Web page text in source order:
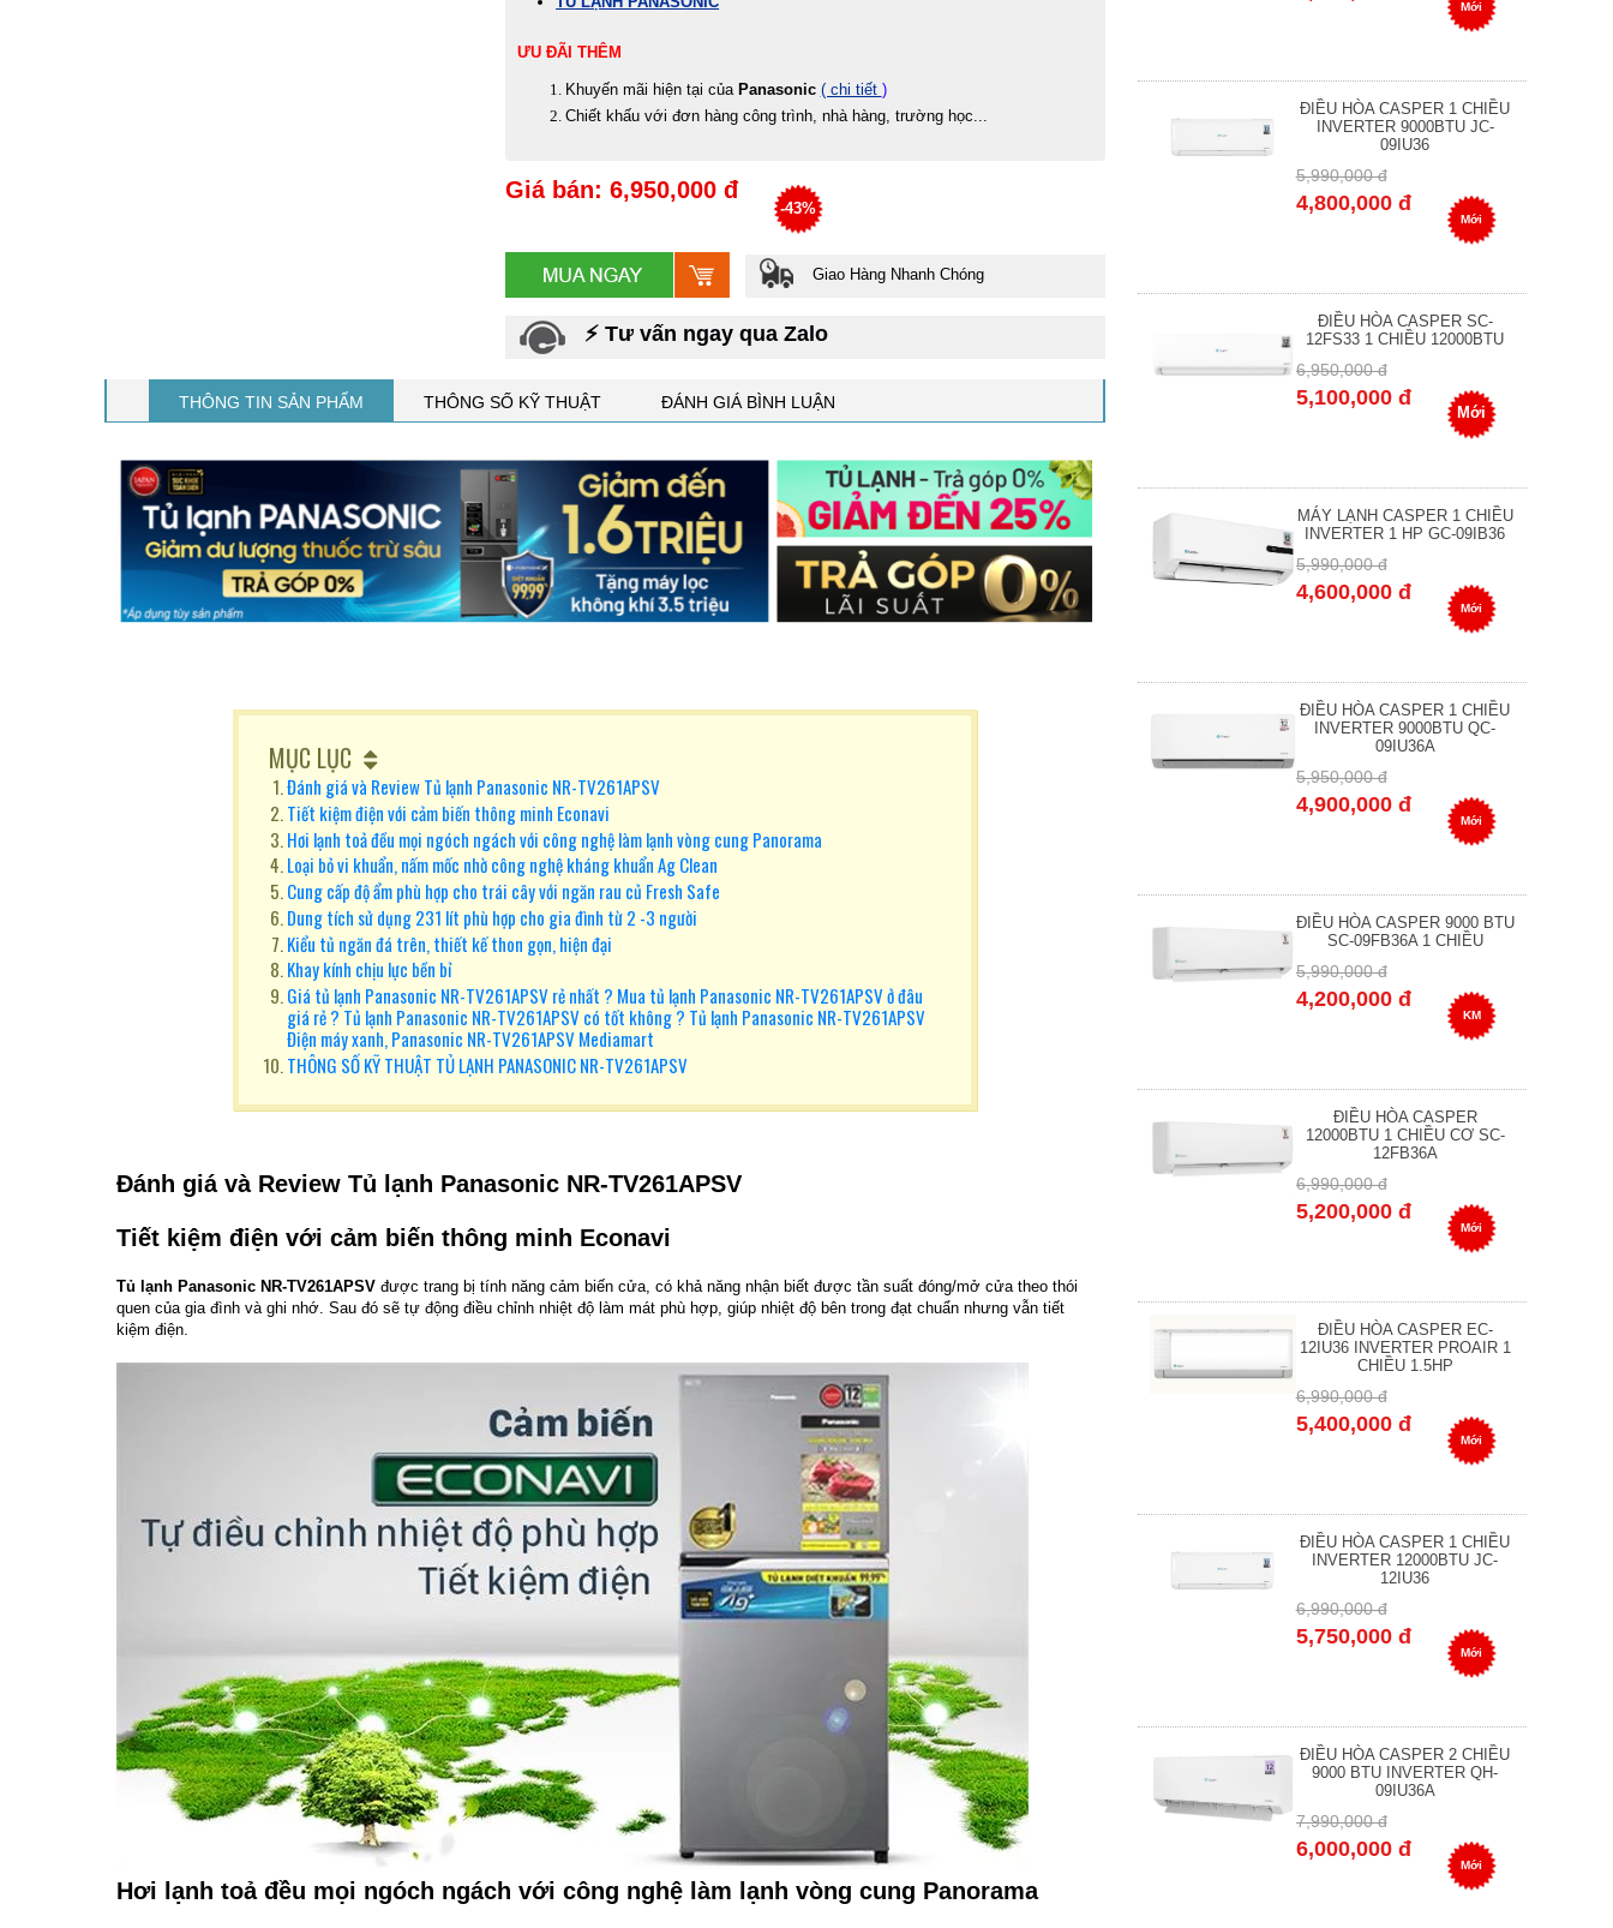
ƯU ĐÃI THÊM
Khuyến mãi hiện tại của Panasonic ( chi tiết )
Chiết khấu với đơn hàng công trình, nhà hàng, trường học...
Giá bán: 6,950,000 đ
-43%
Giao Hàng Nhanh Chóng
⚡ Tư vấn ngay qua Zalo
THÔNG TIN SẢN PHẨM THÔNG SỐ KỸ THUẬT ĐÁNH GIÁ BÌNH LUẬN
MỤC LỤC
Đánh giá và Review Tủ lạnh Panasonic NR-TV261APSV
Tiết kiệm điện với cảm biến thông minh Econavi
Hơi lạnh toả đều mọi ngóch ngách với công nghệ làm lạnh vòng cung Panorama
Loại bỏ vi khuẩn, nấm mốc nhờ công nghệ kháng khuẩn Ag Clean
Cung cấp độ ẩm phù hợp cho trái cây với ngăn rau củ Fresh Safe
Dung tích sử dụng 231 lít phù hợp cho gia đình từ 2 -3 người
Kiểu tủ ngăn đá trên, thiết kế thon gọn, hiện đại
Khay kính chịu lực bền bỉ
Giá tủ lạnh Panasonic NR-TV261APSV rẻ nhất ? Mua tủ lạnh Panasonic NR-TV261APSV ở đâu
giá rẻ ? Tủ lạnh Panasonic NR-TV261APSV có tốt không ? Tủ lạnh Panasonic NR-TV261APSV
Điện máy xanh, Panasonic NR-TV261APSV Mediamart
THÔNG SỐ KỸ THUẬT TỦ LẠNH PANASONIC NR-TV261APSV
Đánh giá và Review Tủ lạnh Panasonic NR-TV261APSV
Tiết kiệm điện với cảm biến thông minh Econavi
Tủ lạnh Panasonic NR-TV261APSV được trang bị tính năng cảm biến cửa, có khả năng nhận biết được tần suất đóng/mở cửa theo thói
quen của gia đình và ghi nhớ. Sau đó sẽ tự động điều chỉnh nhiệt độ làm mát phù hợp, giúp nhiệt độ bên trong đạt chuẩn nhưng vẫn tiết
kiệm điện.
Hơi lạnh toả đều mọi ngóch ngách với công nghệ làm lạnh vòng cung Panorama
Mới
ĐIỀU HÒA CASPER 1 CHIỀU
INVERTER 9000BTU JC-
09IU36
5,990,000 đ
4,800,000 đ
Mới
ĐIỀU HÒA CASPER SC-
12FS33 1 CHIỀU 12000BTU
6,950,000 đ
5,100,000 đ
Mới
MÁY LẠNH CASPER 1 CHIỀU
INVERTER 1 HP GC-09IB36
5,990,000 đ
4,600,000 đ
Mới
ĐIỀU HÒA CASPER 1 CHIỀU
INVERTER 9000BTU QC-
09IU36A
5,950,000 đ
4,900,000 đ
Mới
ĐIỀU HÒA CASPER 9000 BTU
SC-09FB36A 1 CHIỀU
5,990,000 đ
4,200,000 đ
KM
ĐIỀU HÒA CASPER
12000BTU 1 CHIỀU CƠ SC-
12FB36A
6,990,000 đ
5,200,000 đ
Mới
ĐIỀU HÒA CASPER EC-
12IU36 INVERTER PROAIR 1
CHIỀU 1.5HP
6,990,000 đ
5,400,000 đ
Mới
ĐIỀU HÒA CASPER 1 CHIỀU
INVERTER 12000BTU JC-
12IU36
6,990,000 đ
5,750,000 đ
Mới
ĐIỀU HÒA CASPER 2 CHIỀU
9000 BTU INVERTER QH-
09IU36A
7,990,000 đ
6,000,000 đ
Mới